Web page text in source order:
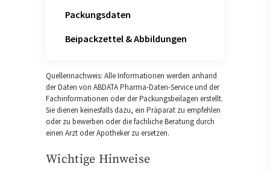
Packungsdaten
Beipackzettel & Abbildungen
Quellennachweis: Alle Informationen werden anhand
der Daten von ABDATA Pharma-Daten-Service und der
Fachinformationen oder der Packungsbeilagen erstellt.
Sie dienen keinesfalls dazu, ein Präparat zu empfehlen
oder zu bewerben oder die fachliche Beratung durch
einen Arzt oder Apotheker zu ersetzen.
Wichtige Hinweise